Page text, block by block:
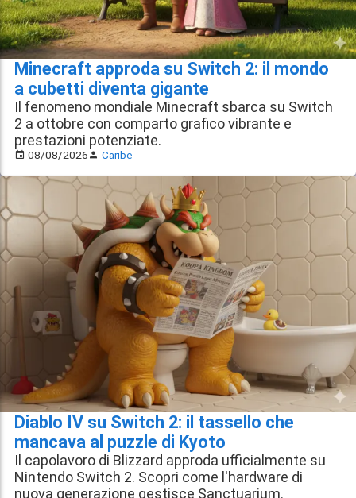
Minecraft approda su Switch 2: il mondo
a cubetti diventa gigante
Il fenomeno mondiale Minecraft sbarca su Switch
2 a ottobre con comparto grafico vibrante e
prestazioni potenziate.
08/08/2026 Caribe
Diablo IV su Switch 2: il tassello che
mancava al puzzle di Kyoto
Il capolavoro di Blizzard approda ufficialmente su
Nintendo Switch 2. Scopri come l'hardware di
nuova generazione gestisce Sanctuarium.